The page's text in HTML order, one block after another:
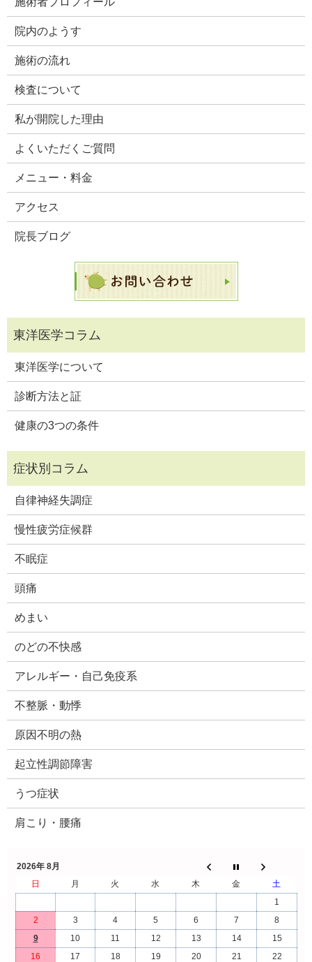
院内のようす
施術の流れ
検査について
私が開院した理由
よくいただくご質問
メニュー・料金
アクセス
院長ブログ
東洋医学について
診断方法と証
健康の3つの条件
自律神経失調症
慢性疲労症候群
不眠症
頭痛
めまい
のどの不快感
アレルギー・自己免疫系
不整脈・動悸
原因不明の熱
起立性調節障害
うつ症状
肩こり・腰痛
2026年 8月
日
月 火 水 木 金
土
1
2
3 4 5 6 7
8
9
10 11 12 13 14
15
16
17 18 19 20 21
22